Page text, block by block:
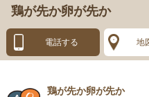
鶏が先か卵が先か
電話する 地
鶏が先か卵が先か